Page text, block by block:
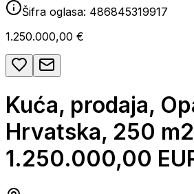
Šifra oglasa: 486845319917
1.250.000,00 €
Kuća, prodaja,
Hrvatska, 250
1.250.000,00